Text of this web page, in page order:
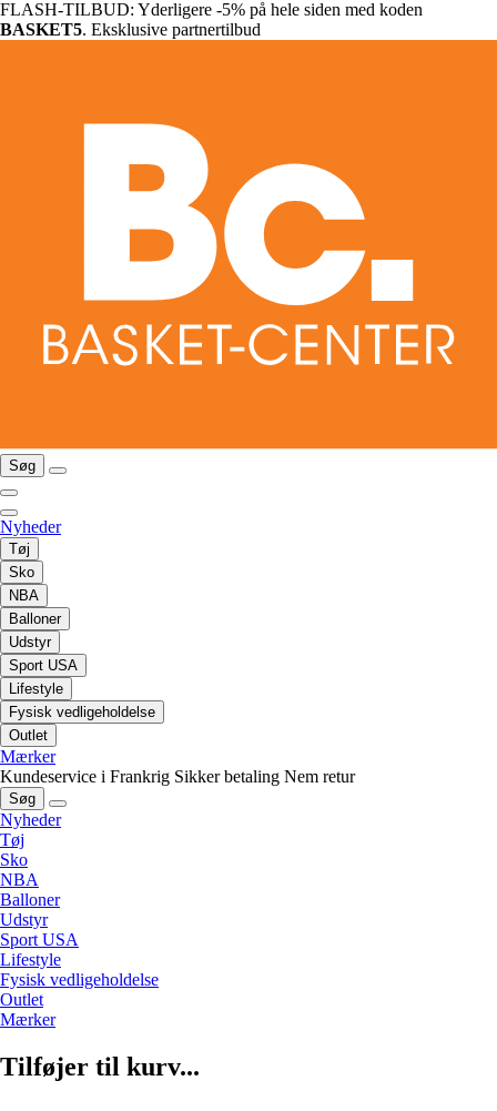
FLASH-TILBUD: Yderligere -5% på hele siden med koden
BASKET5. Eksklusive partnertilbud
Søg
Nyheder
Tøj
Sko
NBA
Balloner
Udstyr
Sport USA
Lifestyle
Fysisk vedligeholdelse
Outlet
Mærker
Kundeservice i Frankrig Sikker betaling Nem retur
Søg
Nyheder
Tøj
Sko
NBA
Balloner
Udstyr
Sport USA
Lifestyle
Fysisk vedligeholdelse
Outlet
Mærker
Tilføjer til kurv...